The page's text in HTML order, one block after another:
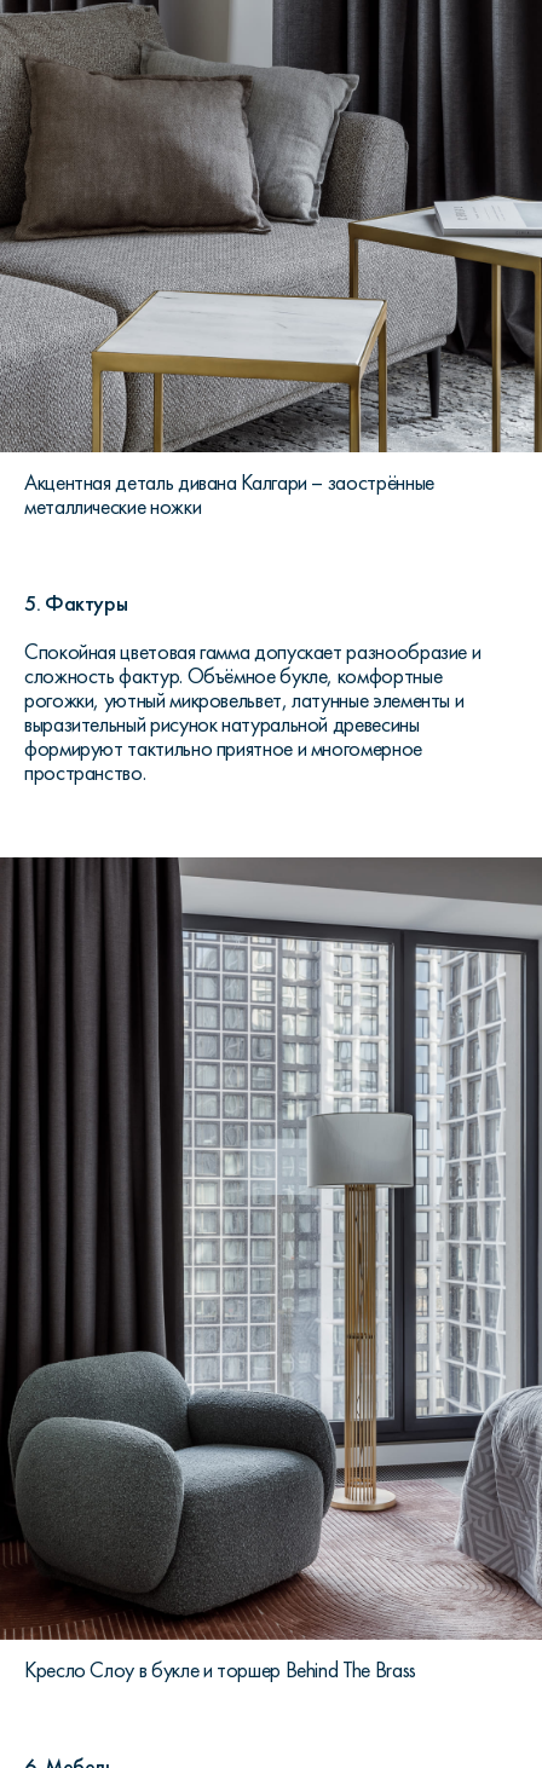
Акцентная деталь дивана Калгари – заострённые
металлические ножки
5. Фактуры
Спокойная цветовая гамма допускает разнообразие и
сложность фактур. Объёмное букле, комфортные
рогожки, уютный микровельвет, латунные элементы и
выразительный рисунок натуральной древесины
формируют тактильно приятное и многомерное
пространство.
Кресло Слоу в букле и торшер Behind The Brass